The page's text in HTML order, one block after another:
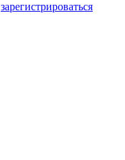
зарегистрироваться